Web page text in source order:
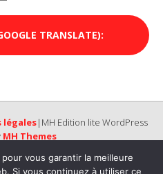
TRANSLATE):
légales|MH Edition lite WordPress
MH Themes
vous garantir la meilleure
Si vous continuez à utiliser ce